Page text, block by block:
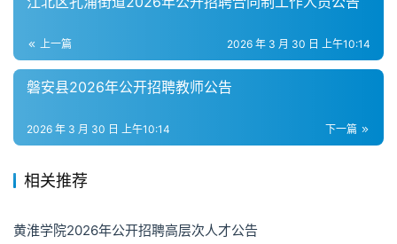
上一篇 2026 年 3 月 30 日 上午10:14
磐安县2026年公开招聘教师公告
下一篇
2026 年 3 月 30 日 上午10:14
相关推荐
黄淮学院2026年公开招聘高层次人才公告